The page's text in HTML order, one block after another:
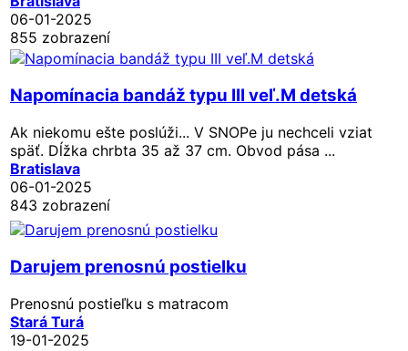
06-01-2025
855 zobrazení
Napomínacia bandáž typu III veľ.M detská
Ak niekomu ešte poslúži... V SNOPe ju nechceli vziat
späť. Dĺžka chrbta 35 až 37 cm. Obvod pása ...
Bratislava
06-01-2025
843 zobrazení
Darujem prenosnú postielku
Prenosnú postieľku s matracom
Stará Turá
19-01-2025